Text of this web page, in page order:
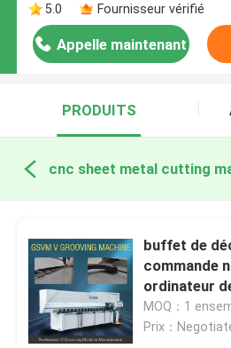
5.0
Fournisseur vérifié
Appelle maintenant
PRODUITS
buffet de
commande
ordinateur
machine
MOQ：1
Prix：